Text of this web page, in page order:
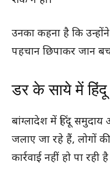
उनका कहना है कि
पहचान छिपाकर जान
डर के साये में
बांग्लादेश में हिंदू
जलाए जा रहे हैं, लोगों
कार्रवाई नहीं हो पा रही